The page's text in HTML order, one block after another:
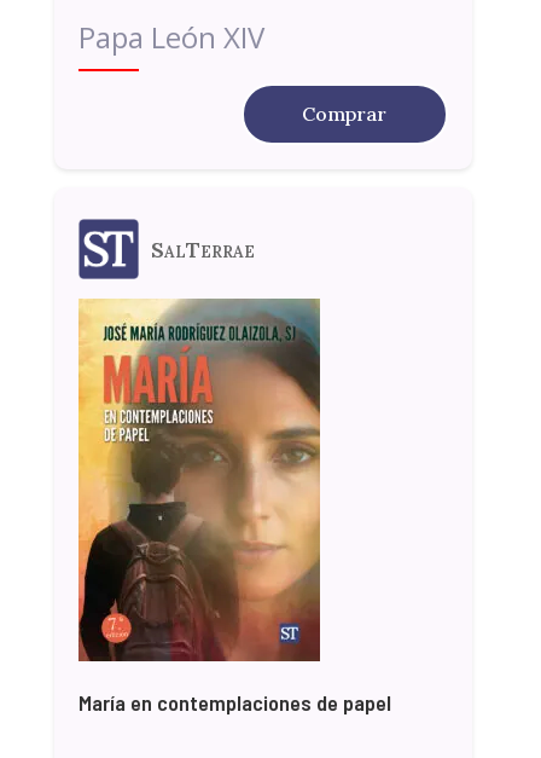
Papa León XIV
Comprar
SalTerrae
María en contemplaciones de papel